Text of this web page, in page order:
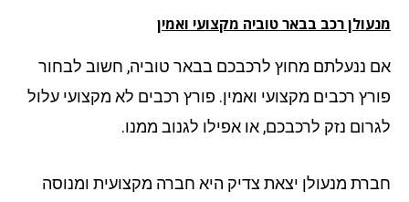
רכב בבאר טוביה מקצועי ואמין
ננעלתם מחוץ לרכבכם בבאר טוביה, חשוב לבחור
רכבים מקצועי ואמין. פורץ רכבים לא מקצועי עלול
נזק לרכבכם, או אפילו לגנוב ממנו.
מנעולן יצאת צדיק היא חברה מקצועית ומנוסה